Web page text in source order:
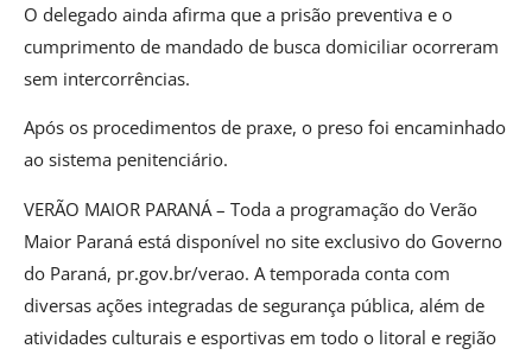
O delegado ainda afirma que a prisão preventiva e o
cumprimento de mandado de busca domiciliar ocorreram
sem intercorrências.
Após os procedimentos de praxe, o preso foi encaminhado
ao sistema penitenciário.
VERÃO MAIOR PARANÁ – Toda a programação do Verão
Maior Paraná está disponível no site exclusivo do Governo
do Paraná, pr.gov.br/verao. A temporada conta com
diversas ações integradas de segurança pública, além de
atividades culturais e esportivas em todo o litoral e região